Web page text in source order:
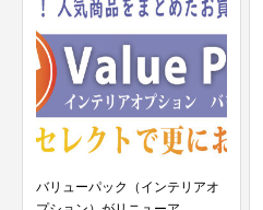
バリューパック（インテリアオ